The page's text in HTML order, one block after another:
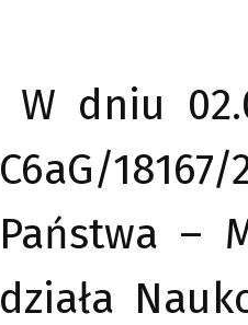
W dniu
C6aG/
Państwa –
działa